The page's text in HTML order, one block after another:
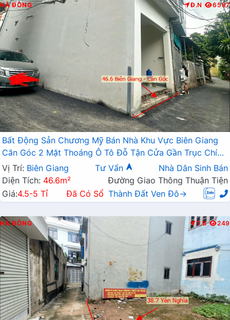
HÀ ĐÔNG Đ.N 6587
Bất Động Sản Chương Mỹ Bán Nhà Khu Vực Biên Giang
Căn Góc 2 Mặt Thoáng Ô Tô Đỗ Tận Cửa Gần Trục Chính
Kinh Doanh
Vị Trí: Biên Giang Tư Vấn
Nhà Dân Sinh Bán
Diện Tích: 46.6m²
Đường Giao Thông Thuận Tiện
Giá:4.5-5 Tỉ Đã Có Sổ Thành Đất Ven Đô→
HÀ ĐÔNG T.B 249